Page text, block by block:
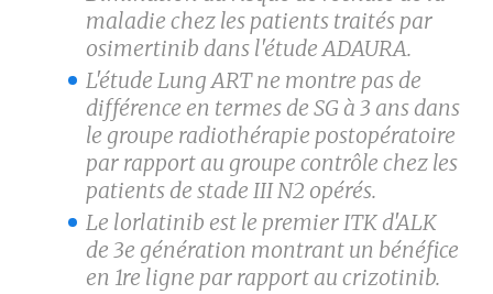
maladie chez les patients traités par
osimertinib dans l'étude ADAURA.
L'étude Lung ART ne montre pas de
différence en termes de SG à 3 ans dans
le groupe radiothérapie postopératoire
par rapport au groupe contrôle chez les
patients de stade III N2 opérés.
Le lorlatinib est le premier ITK d'ALK
de 3e génération montrant un bénéfice
en 1re ligne par rapport au crizotinib.